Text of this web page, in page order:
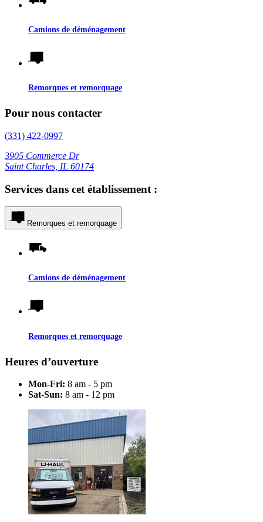
Camions de déménagement
Remorques et remorquage
Pour nous contacter
(331) 422-0997
3905 Commerce Dr
Saint Charles, IL 60174
Services dans cet établissement :
Remorques et remorquage
Camions de déménagement
Remorques et remorquage
Heures d’ouverture
Mon-Fri: 8 am - 5 pm
Sat-Sun: 8 am - 12 pm